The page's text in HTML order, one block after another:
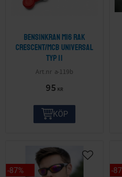
Bensinkran M16 Rak
Crescent/MCB Universal
Typ II
a-119b
95 KR
KÖP
87% 87